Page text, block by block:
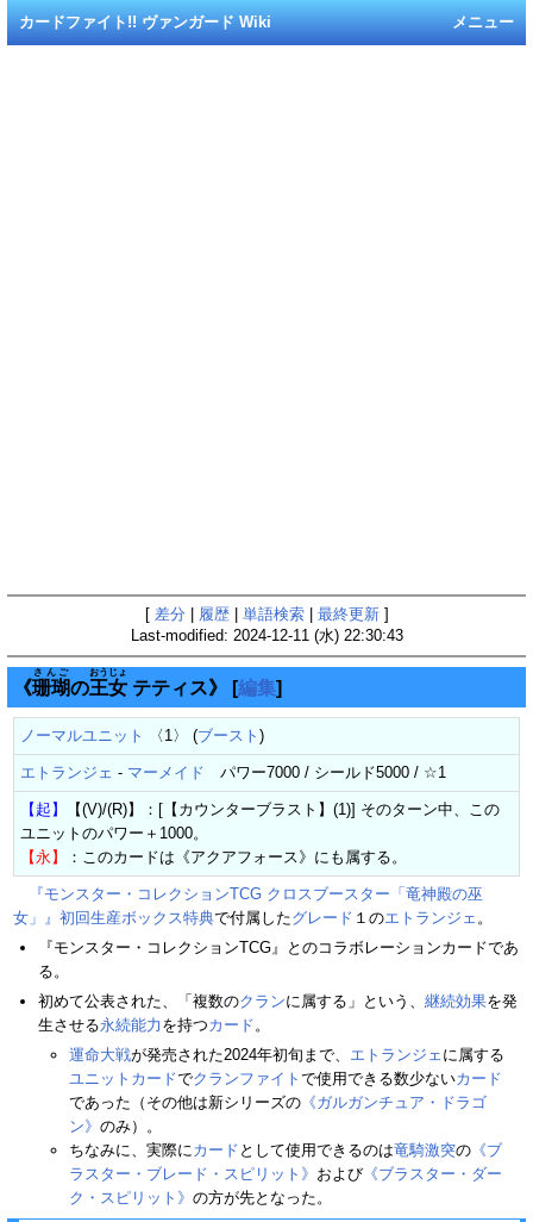
メニュー
カードファイト!! ヴァンガード Wiki
[ 差分 履歴| 単語検索| 最終更新]
Last-modified: 2024-12-11 (水) 22:30:43
《珊瑚
さんご
の王女
おうじょ
テティス》 [編集]
ノーマルユニット 〈1〉 (ブースト )
エトランジェ - マーメイド パワー7000 / シールド5000 / ☆1
【起】
【(V)/(R)】：[【カウンターブラスト】(1)] そのターン中、この
ユニットのパワー＋1000。
【永】
：このカードは《アクアフォース》にも属する。
『モンスター・コレクションTCG クロスブースター「竜神殿の巫
女」』初回生産ボックス特典で付属したグレード １のエトランジェ 。
『モンスター・コレクションTCG』とのコラボレーションカードであ
る。
初めて公表された、「複数のクランに属する」という、 継続効果を発
生させる永続能力 を持つカード。
運命大戦が発売された2024年初旬まで、 エトランジェ に属する
ユニットカードでクランファイト で使用できる数少ないカード
であった（その他は新シリーズの 《ガルガンチュア・ドラゴ
ン》 のみ）。
ちなみに、実際にカード として使用できるのは竜騎激突の 《ブ
ラスター・ブレード・スピリット》 および 《ブラスター・ダー
ク・スピリット》 の方が先となった。